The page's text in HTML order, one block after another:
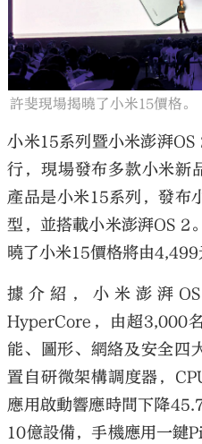
許斐現場揭曉了小米15價格。
小米15系列暨小米澎湃
行，現場發布多款小米新
產品是小米15系列，發布
型，並搭載小米澎湃OS 2
曉了小米15價格將由4,499
據介紹，小米澎湃
HyperCore，由超3,000
能、圖形、網絡及安全四
置自研微架構調度器，
應用啟動響應時間下降
10億設備，手機應用一鍵